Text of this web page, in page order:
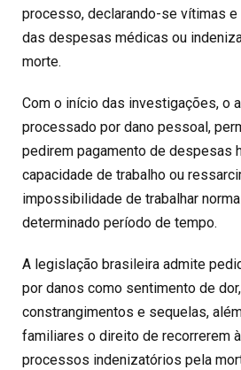
processo, declarando-se vítimas
das despesas médicas ou
morte.
Com o início das investigações, o
processado por dano pessoal,
pedirem pagamento de despesas
capacidade de trabalho ou
impossibilidade de trabalhar
determinado período de tempo.
A legislação brasileira admite
por danos como sentimento de
constrangimentos e sequelas,
familiares o direito de recorrerem
processos indenizatórios pela